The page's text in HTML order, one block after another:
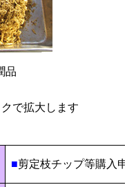
品
で拡大します
■剪定枝チップ等購入